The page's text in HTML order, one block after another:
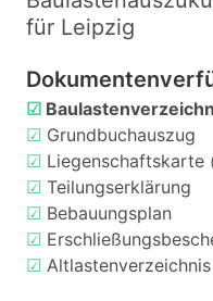
für Leipzig
☑
☑ Grundbuchauszug
☑ Liegenschaftskarte
☑ Teilungserklärung
☑ Bebauungsplan
☑
☑ Altlastenverzeichnis